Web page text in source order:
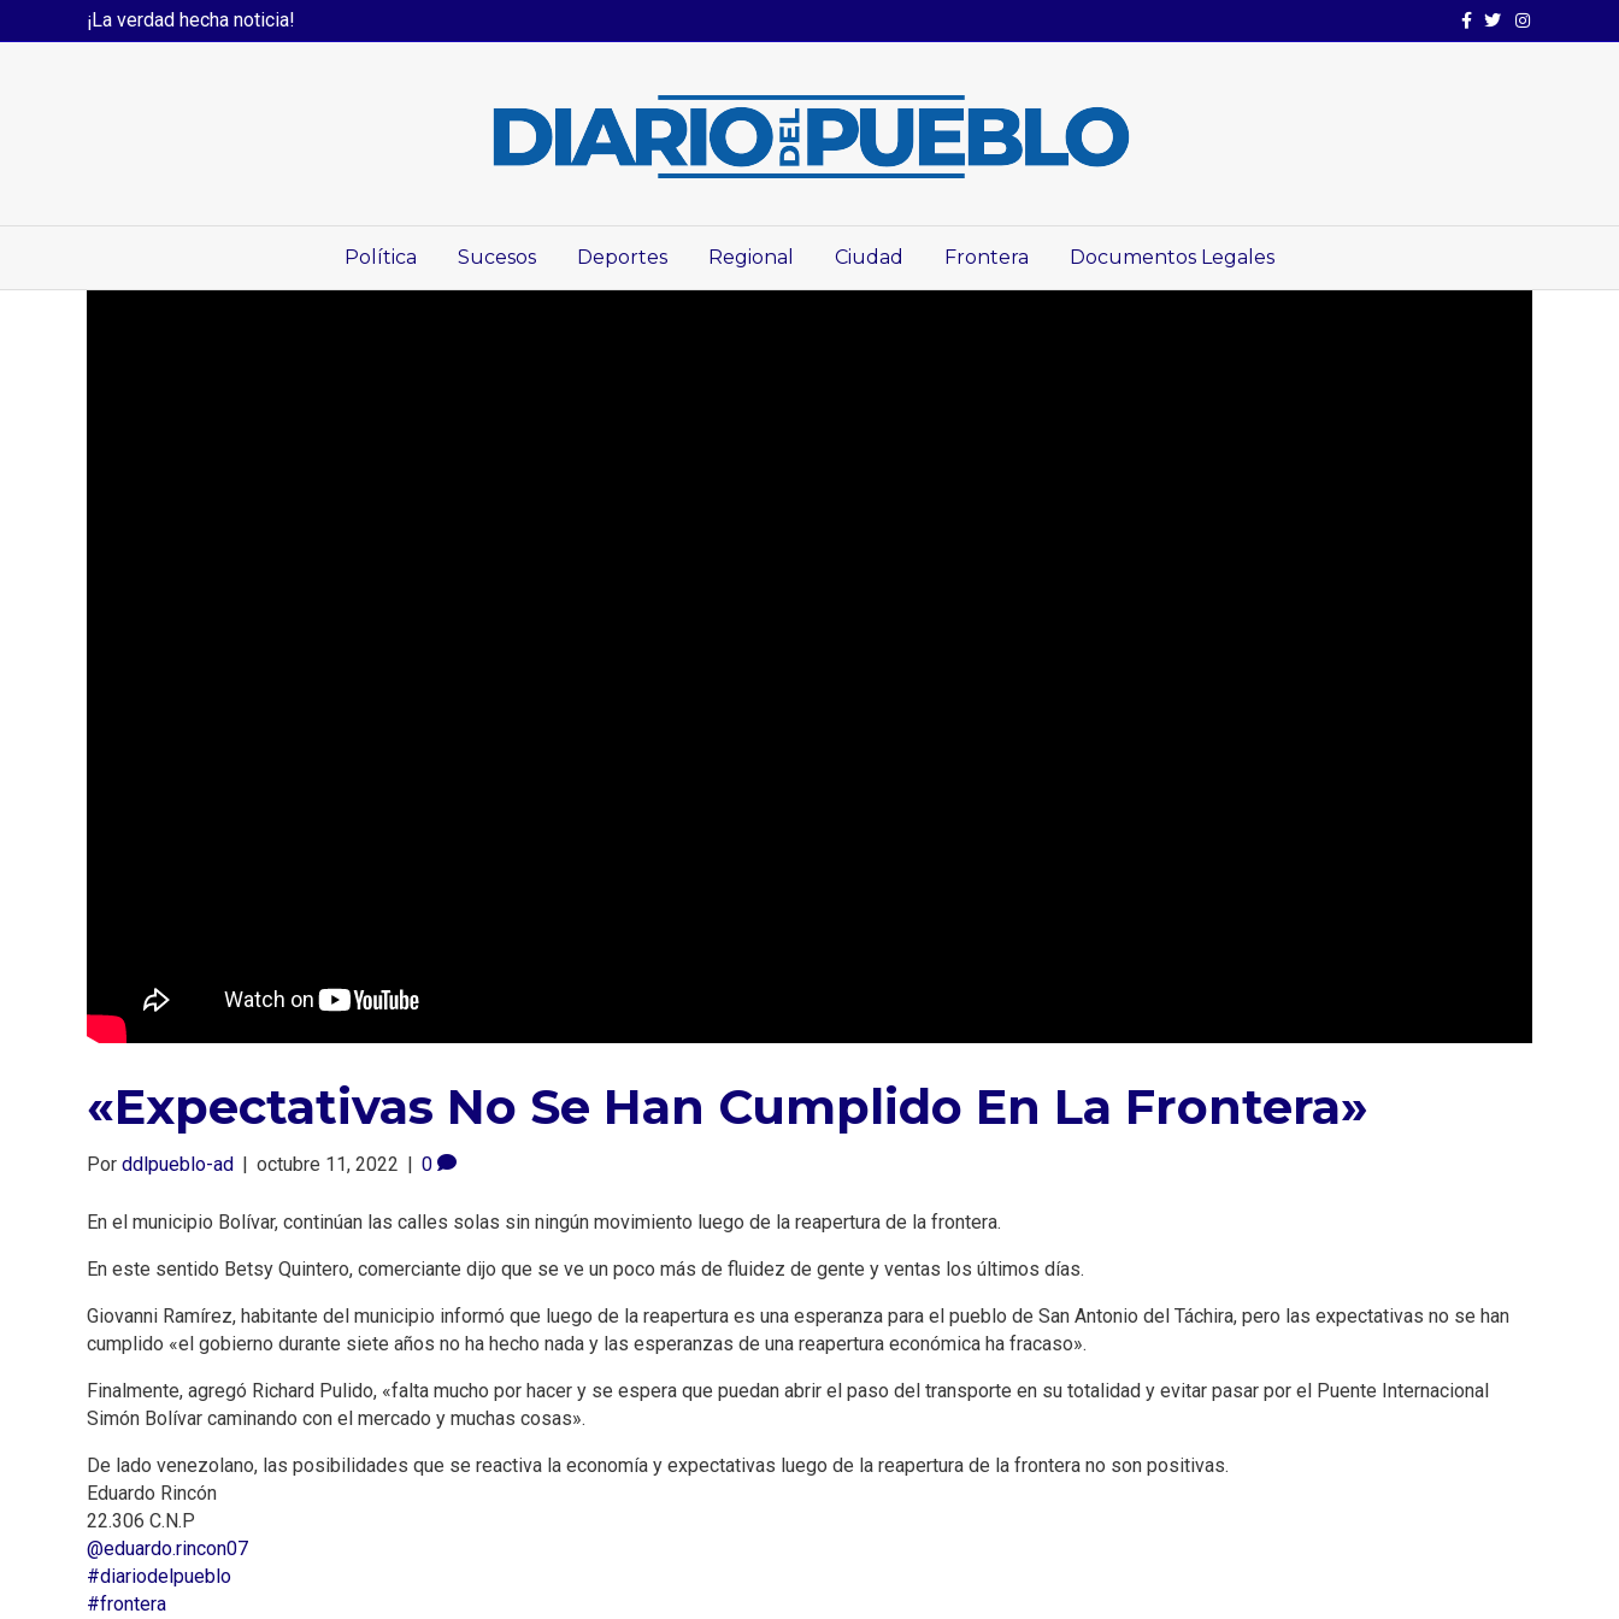
¡La verdad hecha noticia! Facebook
TwitterInstagram
Política Sucesos Deportes Regional Ciudad Frontera Documentos Legales
«Expectativas No Se Han Cumplido En La Frontera»
Por ddlpueblo-ad octubre 11, 2022 0
En el municipio Bolívar, continúan las calles solas sin ningún movimiento luego de la reapertura de la frontera.
En este sentido Betsy Quintero, comerciante dijo que se ve un poco más de fluidez de gente y ventas los últimos días.
Giovanni Ramírez, habitante del municipio informó que luego de la reapertura es una esperanza para el pueblo de San Antonio del Táchira, pero las expectativas no se han
cumplido «el gobierno durante siete años no ha hecho nada y las esperanzas de una reapertura económica ha fracaso».
Finalmente, agregó Richard Pulido, «falta mucho por hacer y se espera que puedan abrir el paso del transporte en su totalidad y evitar pasar por el Puente Internacional
Simón Bolívar caminando con el mercado y muchas cosas».
De lado venezolano, las posibilidades que se reactiva la economía y expectativas luego de la reapertura de la frontera no son positivas.
Eduardo Rincón
22.306 C.N.P
@eduardo.rincon07
#diariodelpueblo
#frontera